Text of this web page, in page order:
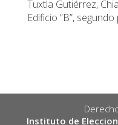
Tuxtla Gutiérrez,
Edificio “B”, segundo
Instituto de